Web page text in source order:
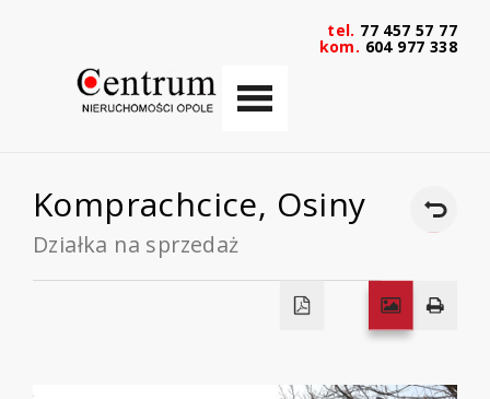
tel. 77 457 57 77
kom. 604 977 338
Komprachcice, Osiny
Działka na sprzedaż